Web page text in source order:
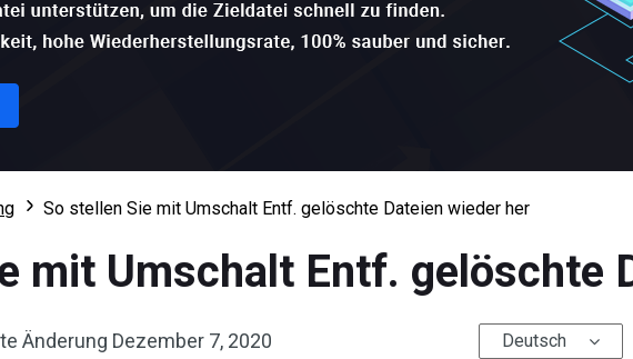
So stellen Sie mit Umschalt Entf. gelöschte Dateien wieder her
mit Umschalt Entf. gelöschte
Änderung Dezember 7, 2020 Deutsch